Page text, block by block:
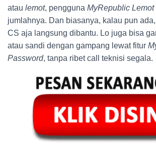
atau lemot, pengguna MyRepublic Lemot
jumlahnya. Dan biasanya, kalau pun
CS aja langsung dibantu. Lo juga bisa
atau sandi dengan gampang lewat fitur
Password, tanpa ribet call teknisi segala.